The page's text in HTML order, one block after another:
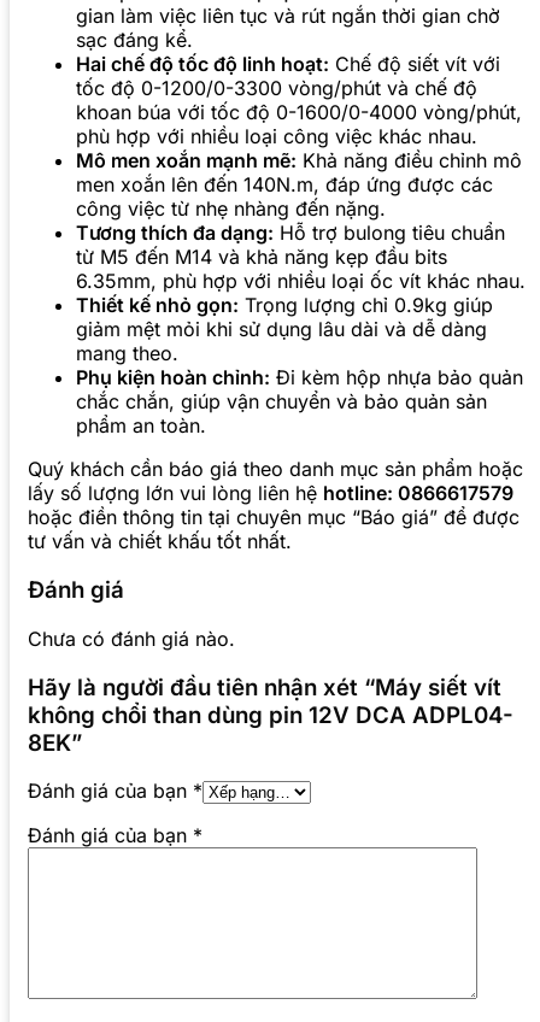
gian làm việc liên tục và rút ngắn thời gian chờ
sạc đáng kể.
Hai chế độ tốc độ linh hoạt: Chế độ siết vít với
tốc độ 0-1200/0-3300 vòng/phút và chế độ
khoan búa với tốc độ 0-1600/0-4000 vòng/phút,
phù hợp với nhiều loại công việc khác nhau.
Mô men xoắn mạnh mẽ: Khả năng điều chỉnh mô
men xoắn lên đến 140N.m, đáp ứng được các
công việc từ nhẹ nhàng đến nặng.
Tương thích đa dạng: Hỗ trợ bulong tiêu chuẩn
từ M5 đến M14 và khả năng kẹp đầu bits
6.35mm, phù hợp với nhiều loại ốc vít khác nhau.
Thiết kế nhỏ gọn: Trọng lượng chỉ 0.9kg giúp
giảm mệt mỏi khi sử dụng lâu dài và dễ dàng
mang theo.
Phụ kiện hoàn chỉnh: Đi kèm hộp nhựa bảo quản
chắc chắn, giúp vận chuyển và bảo quản sản
phẩm an toàn.
Quý khách cần báo giá theo danh mục sản phẩm hoặc
lấy số lượng lớn vui lòng liên hệ hotline: 0866617579
hoặc điền thông tin tại chuyên mục “Báo giá” để được
tư vấn và chiết khấu tốt nhất.
Đánh giá
Chưa có đánh giá nào.
Hãy là người đầu tiên nhận xét “Máy siết vít
không chổi than dùng pin 12V DCA ADPL04-
8EK”
Đánh giá của bạn *
Đánh giá của bạn *